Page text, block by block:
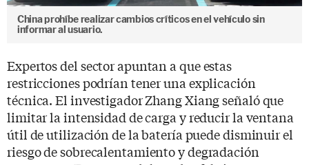
China prohíbe realizar cambios críticos en el vehículo sin
informar al usuario.
Expertos del sector apuntan a que estas
restricciones podrían tener una explicación
técnica. El investigador Zhang Xiang señaló que
limitar la intensidad de carga y reducir la ventana
útil de utilización de la batería puede disminuir el
riesgo de sobrecalentamiento y degradación